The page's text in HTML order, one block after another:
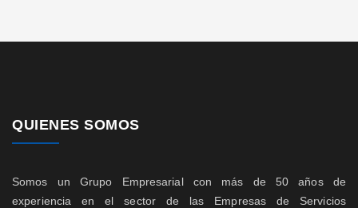
QUIENES SOMOS
Somos un Grupo Empresarial con más de 50 años de
experiencia en el sector de las Empresas de Servicios